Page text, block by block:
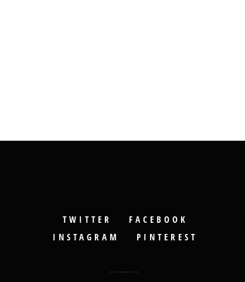
TWITTER
FACEBOOK
INSTAGRAM
PINTEREST